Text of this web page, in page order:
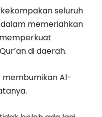
seluruh
memeriahkan
di daerah.
Al-